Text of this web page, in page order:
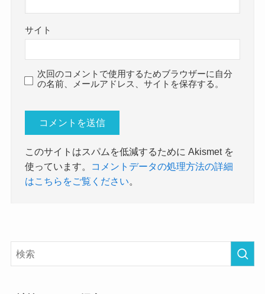
サイト
次回のコメントで使用するためブラウザーに自分
の名前、メールアドレス、サイトを保存する。
このサイトはスパムを低減するために Akismet を
使っています。
コメントデータの処理方法の詳細
はこちらをご覧ください。